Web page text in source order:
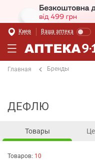
Киев Ваша аптека
Главная Бренды
ДЕФЛЮ
Товары
Товаров: 10